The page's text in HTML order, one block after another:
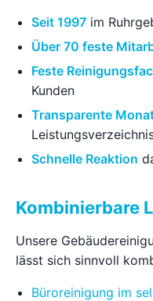
Seit 1997 im
Über 70 feste
Feste
Kunden
Transparente
Schnelle Reaktion
Kombinierbare
Unsere
lässt sich sinnvoll
Büroreinigung im